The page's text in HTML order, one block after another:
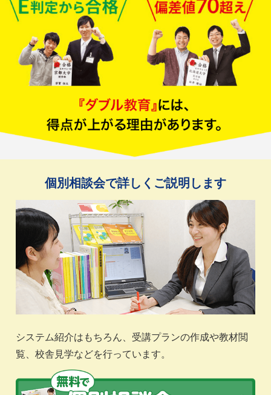
個別相談会で詳しくご説明します
システム紹介はもちろん、受講プランの作成や教材閲
覧、校舎見学などを行っています。